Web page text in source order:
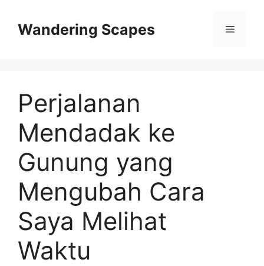
contentWandering Scapes Menu
Perjalanan
Mendadak ke
Gunung yang
Mengubah Cara
Saya Melihat
Waktu